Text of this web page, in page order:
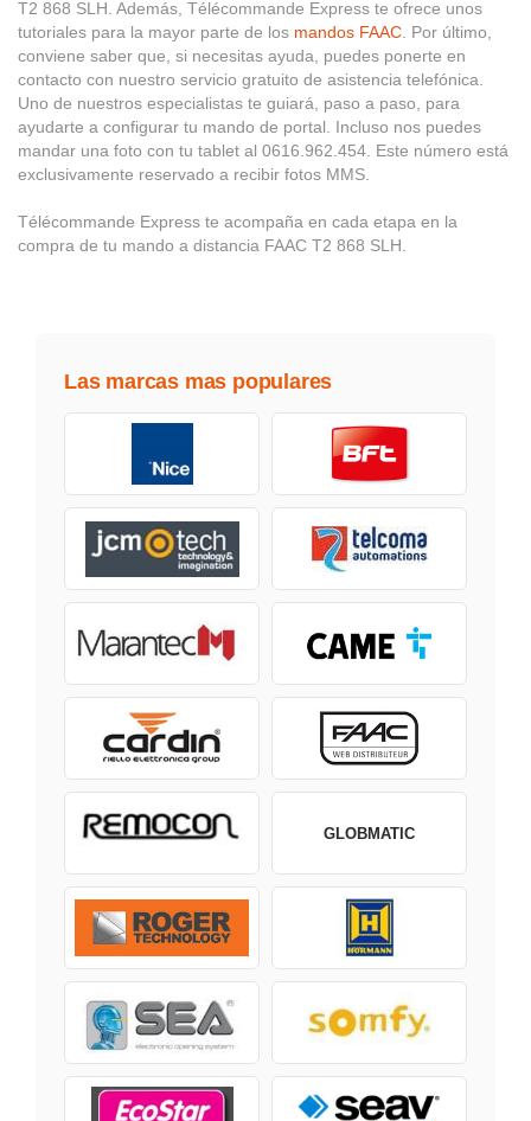
T2 868 SLH. Además, Télécommande Express te ofrece unos
tutoriales para la mayor parte de los mandos FAAC. Por último,
conviene saber que, si necesitas ayuda, puedes ponerte en
contacto con nuestro servicio gratuito de asistencia telefónica.
Uno de nuestros especialistas te guiará, paso a paso, para
ayudarte a configurar tu mando de portal. Incluso nos puedes
mandar una foto con tu tablet al 0616.962.454. Este número está
exclusivamente reservado a recibir fotos MMS.
Télécommande Express te acompaña en cada etapa en la
compra de tu mando a distancia FAAC T2 868 SLH.
Las marcas mas populares
GLOBMATIC